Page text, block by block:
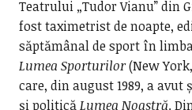
Teatrului „Tudor Vianu” din
fost taximetrist de noapte,
săptămânal de sport în
Lumea Sporturilor(New
care, din august 1989, a
și politicăLumea Noastră.